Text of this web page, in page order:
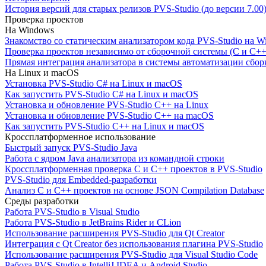
История версий для старых релизов PVS-Studio (до версии 7.00)
Проверка проектов
На Windows
Знакомство со статическим анализатором кода PVS-Studio на
Проверка проектов независимо от сборочной системы (C и
Прямая интеграция анализатора в системы автоматизации
На Linux и macOS
Установка PVS-Studio C# на Linux и macOS
Как запустить PVS-Studio C# на Linux и macOS
Установка и обновление PVS-Studio C++ на Linux
Установка и обновление PVS-Studio C++ на macOS
Как запустить PVS-Studio C++ на Linux и macOS
Кроссплатформенное использование
Быстрый запуск PVS-Studio Java
Работа с ядром Java анализатора из командной строки
Кроссплатформенная проверка C и C++ проектов в PVS-Studio
PVS-Studio для Embedded-разработки
Анализ C и C++ проектов на основе JSON Compilation Database
Среды разработки
Работа PVS-Studio в Visual Studio
Работа PVS-Studio в JetBrains Rider и CLion
Использование расширения PVS-Studio для Qt Creator
Интеграция с Qt Creator без использования плагина PVS-Studio
Использование расширения PVS-Studio для Visual Studio Code